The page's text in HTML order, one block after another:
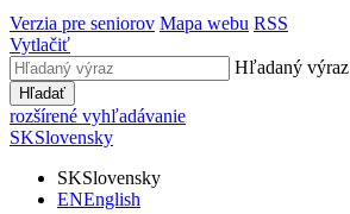
Verzia pre seniorov Mapa webu RSS
Vytlačiť
Hľadaný výraz
Hľadať
rozšírené vyhľadávanie
SKSlovensky
SKSlovensky
ENEnglish